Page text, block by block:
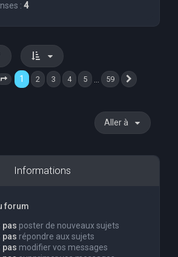
: 4
Page 1 sur59
1 2 3 4 5 59
Aller à
Informations
forum
pas poster de nouveaux sujets
pas répondre aux sujets
pas modifier vos messages